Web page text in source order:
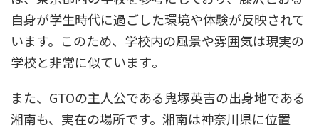
自身が学生時代に過ごした環境や体験が反映されて
います。このため、学校内の風景や雰囲気は現実の
学校と非常に似ています​。
また、GTOの主人公である鬼塚英吉の出身地である
湘南も、実在の場所です。湘南は神奈川県に位置